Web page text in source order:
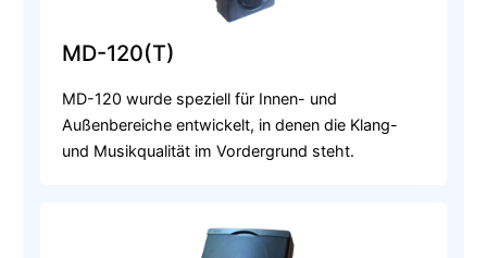
MD-120(T)
MD-120 wurde speziell für Innen- und
Außenbereiche entwickelt, in denen die Klang-
und Musikqualität im Vordergrund steht.